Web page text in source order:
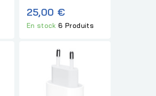
25,00 €
En stock6 Produits